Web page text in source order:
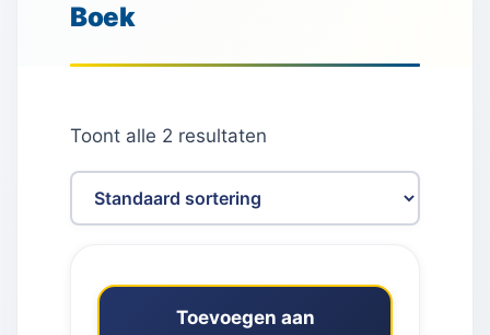
Boek
Toont alle 2 resultaten
Toevoegen aan